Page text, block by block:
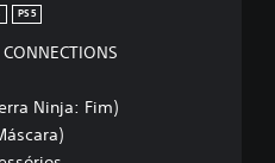
PS5
Ninja: Fim)